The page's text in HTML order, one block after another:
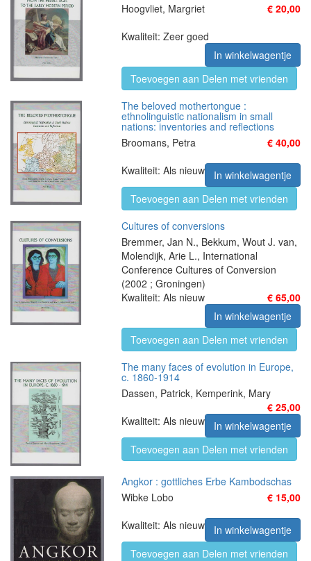
Hoogvliet, Margriet
€ 20,00
Kwaliteit: Zeer goed
In winkelwagentje
Toevoegen aan Delen met vrienden
The beloved mothertongue :
ethnolinguistic nationalism in small
nations: inventories and reflections
Broomans, Petra
€ 40,00
Kwaliteit: Als nieuw
In winkelwagentje
Toevoegen aan Delen met vrienden
Cultures of conversions
Bremmer, Jan N., Bekkum, Wout J. van,
Molendijk, Arie L., International
Conference Cultures of Conversion
(2002 ; Groningen)
€ 65,00
Kwaliteit: Als nieuw
In winkelwagentje
Toevoegen aan Delen met vrienden
The many faces of evolution in Europe,
c. 1860-1914
Dassen, Patrick, Kemperink, Mary
€ 25,00
Kwaliteit: Als nieuw
In winkelwagentje
Toevoegen aan Delen met vrienden
Angkor : gottliches Erbe Kambodschas
Wibke Lobo
€ 15,00
Kwaliteit: Als nieuw
In winkelwagentje
Toevoegen aan Delen met vrienden